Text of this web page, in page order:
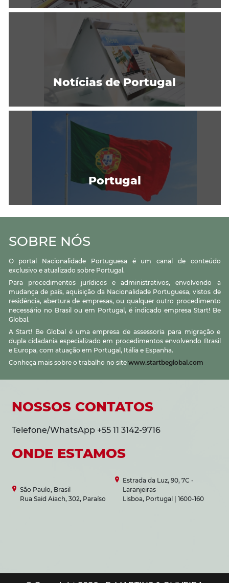
Notícias de Portugal
Portugal
SOBRE NÓS
O portal Nacionalidade Portuguesa é um canal de conteúdo
exclusivo e atualizado sobre Portugal.
Para procedimentos jurídicos e administrativos, envolvendo a
mudança de país, aquisição da Nacionalidade Portuguesa, vistos de
residência, abertura de empresas, ou qualquer outro procedimento
necessário no Brasil ou em Portugal, é indicado empresa Start! Be
Global.
A Start! Be Global é uma empresa de assessoria para migração e
dupla cidadania especializado em procedimentos envolvendo Brasil
e Europa, com atuação em Portugal, Itália e Espanha.
Conheça mais sobre o trabalho no site www.startbeglobal.com
NOSSOS CONTATOS
Telefone/WhatsApp +55 11 3142-9716
ONDE ESTAMOS
São Paulo, Brasil
Rua Said Aiach, 302, Paraíso
Estrada da Luz, 90, 7C -
Laranjeiras
Lisboa, Portugal | 1600-160